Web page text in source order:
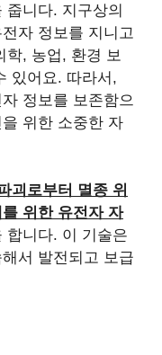
줍니다. 지구상의
자 정보를 지니고
학, 농업, 환경 보
있어요. 따라서,
정보를 보존함으
위한 소중한 자
괴로부터 멸종 위
를 위한 유전자 자
합니다. 이 기술은
서 발전되고 보급